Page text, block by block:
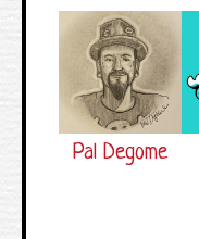
Pal Degome